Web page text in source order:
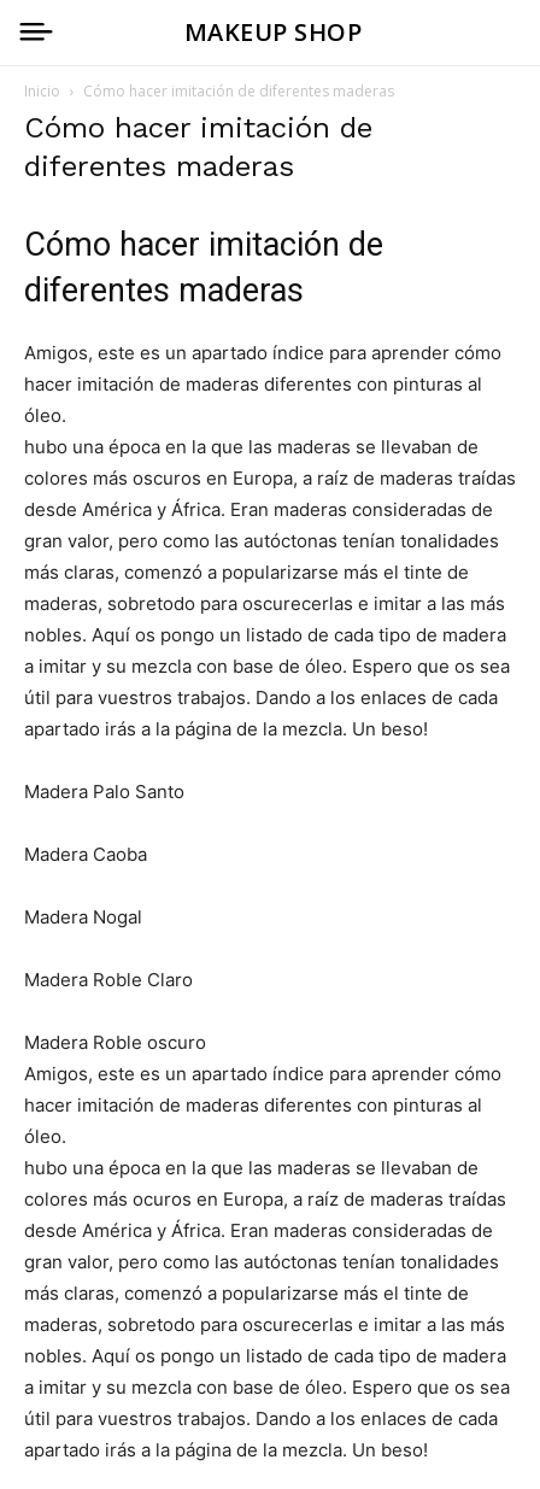
MAKEUP SHOP
Inicio Cómo hacer imitación de diferentes maderas
Cómo hacer imitación de
diferentes maderas
Cómo hacer imitación de
diferentes maderas
Amigos, este es un apartado índice para aprender cómo
hacer imitación de maderas diferentes con pinturas al
óleo.
hubo una época en la que las maderas se llevaban de
colores más oscuros en Europa, a raíz de maderas traídas
desde América y África. Eran maderas consideradas de
gran valor, pero como las autóctonas tenían tonalidades
más claras, comenzó a popularizarse más el tinte de
maderas, sobretodo para oscurecerlas e imitar a las más
nobles. Aquí os pongo un listado de cada tipo de madera
a imitar y su mezcla con base de óleo. Espero que os sea
útil para vuestros trabajos. Dando a los enlaces de cada
apartado irás a la página de la mezcla. Un beso!
Madera Palo Santo
Madera Caoba
Madera Nogal
Madera Roble Claro
Madera Roble oscuro
Amigos, este es un apartado índice para aprender cómo
hacer imitación de maderas diferentes con pinturas al
óleo.
hubo una época en la que las maderas se llevaban de
colores más ocuros en Europa, a raíz de maderas traídas
desde América y África. Eran maderas consideradas de
gran valor, pero como las autóctonas tenían tonalidades
más claras, comenzó a popularizarse más el tinte de
maderas, sobretodo para oscurecerlas e imitar a las más
nobles. Aquí os pongo un listado de cada tipo de madera
a imitar y su mezcla con base de óleo. Espero que os sea
útil para vuestros trabajos. Dando a los enlaces de cada
apartado irás a la página de la mezcla. Un beso!